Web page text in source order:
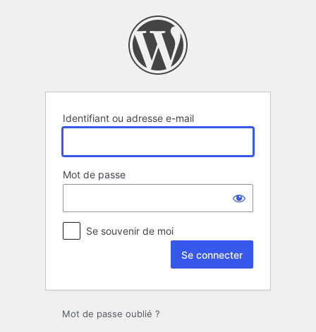
Identifiant ou adresse e-mail
Mot de passe
Se souvenir de moi
Mot de passe oublié ?